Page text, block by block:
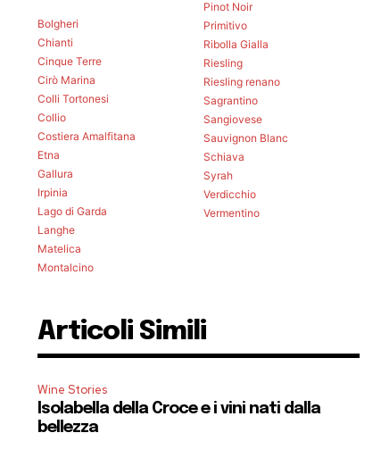
Bolgheri
Chianti
Cinque Terre
Cirò Marina
Colli Tortonesi
Collio
Costiera Amalfitana
Etna
Gallura
Irpinia
Lago di Garda
Langhe
Matelica
Montalcino
Pinot Noir
Primitivo
Ribolla Gialla
Riesling
Riesling renano
Sagrantino
Sangiovese
Sauvignon Blanc
Schiava
Syrah
Verdicchio
Vermentino
Articoli Simili
Wine Stories
Isolabella della Croce e i vini nati dalla
bellezza